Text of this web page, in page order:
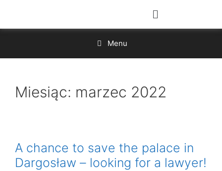
Menu
Miesiąc: marzec 2022
A chance to save the palace in
Dargosław – looking for a lawyer!